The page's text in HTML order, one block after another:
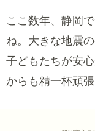
ここ数年、静岡
ね。大きな地震
子どもたちが安
からも精一杯頑張